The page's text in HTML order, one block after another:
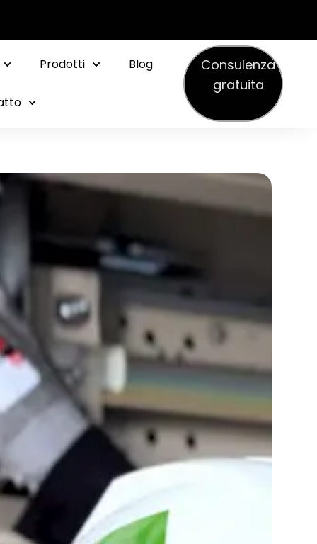
Prodotti Blog
Consulenza
gratuita